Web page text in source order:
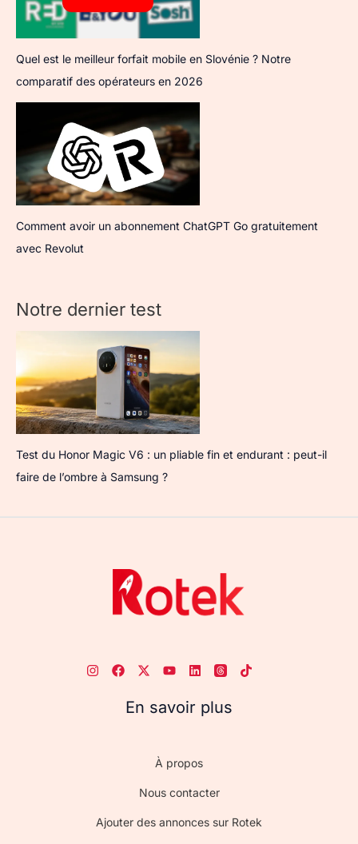
Quel est le meilleur forfait mobile en Slovénie ? Notre
comparatif des opérateurs en 2026
Comment avoir un abonnement ChatGPT Go gratuitement
avec Revolut
Notre dernier test
Test du Honor Magic V6 : un pliable fin et endurant : peut-il
faire de l’ombre à Samsung ?
En savoir plus
À propos
Nous contacter
Ajouter des annonces sur Rotek